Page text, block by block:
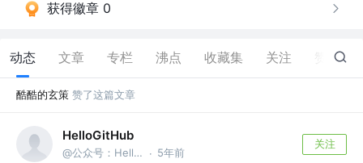
获得徽章 0
动态 文章 专栏 沸点 收藏集 关注 5
酷酷的玄策 赞了这篇文章
HelloGitHub
@公众号：HelloGitHub · 5年前
关注